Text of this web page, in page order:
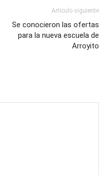
Artículo siguiente
Se conocieron las ofertas
para la nueva escuela de
Arroyito